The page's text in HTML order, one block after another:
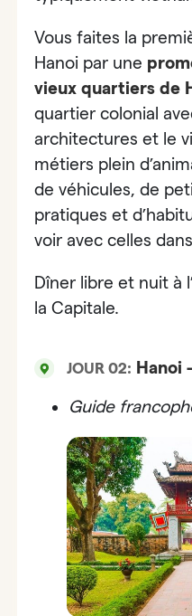
Vous faites la
Hanoi par une
vieux quartiers de
quartier colonial
architectures et le
métiers plein
de véhicules, de
pratiques et
voir avec celles
Dîner libre et nuit à
la Capitale.
JOUR 02: Hanoi
Guide